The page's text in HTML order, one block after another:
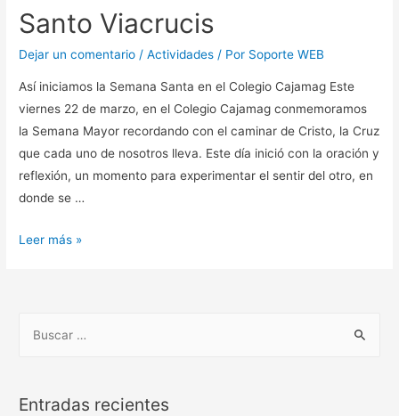
Santo Viacrucis
Dejar un comentario /Actividades / Por Soporte WEB
Así iniciamos la Semana Santa en el Colegio Cajamag Este
viernes 22 de marzo, en el Colegio Cajamag conmemoramos
la Semana Mayor recordando con el caminar de Cristo, la Cruz
que cada uno de nosotros lleva. Este día inició con la oración y
reflexión, un momento para experimentar el sentir del otro, en
donde se …
Leer más »
Entradas recientes